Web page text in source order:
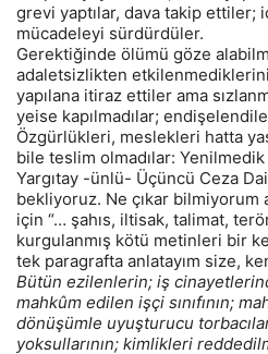
grevi yaptılar, dava takip ettiler;
mücadeleyi sürdürdüler.
Gerektiğinde ölümü göze
adaletsizlikten
yapılana itiraz ettiler ama
yeise kapılmadılar;
Özgürlükleri, meslekleri hatta
bile teslim olmadılar: Yenilmedik
Yargıtay -ünlü- Üçüncü Ceza
bekliyoruz. Ne çıkar bilmiyorum
için “… şahıs, iltisak, talimat,
kurgulanmış kötü metinleri bir
tek paragrafta anlatayım size,
Bütün ezilenlerin; iş
mahkûm edilen işçi sınıfının;
dönüşümle uyuşturucu
yoksullarının; kimlikleri